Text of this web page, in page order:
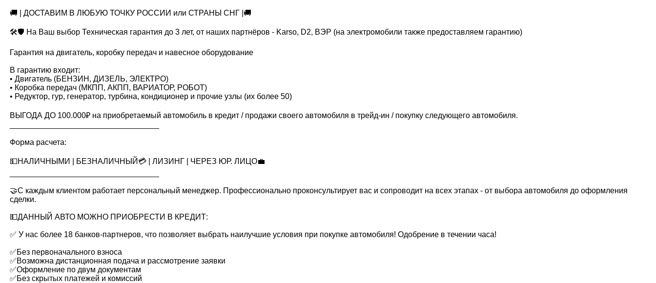
🚚 | ДОСТАВИМ В ЛЮБУЮ ТОЧКУ РОССИИ или СТРАНЫ СНГ |🚚
🛠🛡️ На Ваш выбор Техническая гарантия до 3 лет, от наших партнёров - Karso, D2, ВЭР (на электромобили также предоставляем гарантию)
Гарантия на двигатель, коробку передач и навесное оборудование
В гарантию входит:
•⁠ ⁠Двигатель (БЕНЗИН, ДИЗЕЛЬ, ЭЛЕКТРО)
•⁠ ⁠Коробка передач (МКПП, АКПП, ВАРИАТОР, РОБОТ)
•⁠ ⁠Редуктор, гур, генератор, турбина, кондиционер и прочие узлы (их более 50)
ВЫГОДА ДО 100.000₽ на приобретаемый автомобиль в кредит / продажи своего автомобиля в трейд-ин / покупку следующего автомобиля.
Форма расчета:
💵НАЛИЧНЫМИ | БЕЗНАЛИЧНЫЙ💳 | ЛИЗИНГ | ЧЕРЕЗ ЮР. ЛИЦО💼
🤝С каждым клиентом работает персональный менеджер. Профессионально проконсультирует вас и сопроводит на всех этапах - от выбора автомобиля до оформления
сделки.
💵ДАННЫЙ АВТО МОЖНО ПРИОБРЕСТИ В КРЕДИТ:
✅ У нас более 18 банков-партнеров, что позволяет выбрать наилучшие условия при покупке автомобиля! Одобрение в течении часа!
✅Без первоначального взноса
✅Возможна дистанционная подача и рассмотрение заявки
✅Оформление по двум документам
✅Без скрытых платежей и комиссий